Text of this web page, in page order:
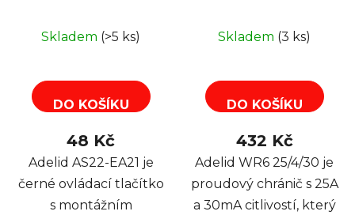
Skladem (>5 ks)
DO KOŠÍKU
48 Kč
Adelid AS22-EA21 je
černé ovládací tlačítko
s montážním
Skladem (3 ks)
DO KOŠÍKU
432 Kč
Adelid WR6 25/4/30 je
proudový chránič s 25A
a 30mA citlivostí, který